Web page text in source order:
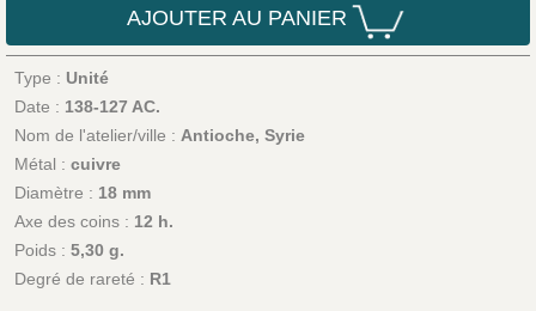
AJOUTER AU PANIER
Type : Unité
Date : 138-127 AC.
Nom de l'atelier/ville : Antioche, Syrie
Métal : cuivre
Diamètre : 18 mm
Axe des coins : 12 h.
Poids : 5,30 g.
Degré de rareté : R1